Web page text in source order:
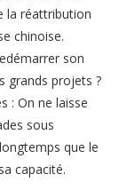
la réattribution
chinoise.
son
grands projets ?
: On ne laisse
sous
que le
capacité.